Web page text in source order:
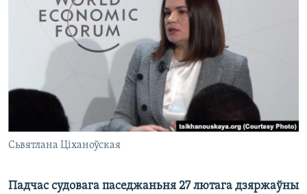
КАЛЯНДАР
НА ХВАЛЯХ СВАБОДЫ
Сьвятлана Ціханоўская
Падчас судовага паседжаньня 27 лютага дзяржаўны